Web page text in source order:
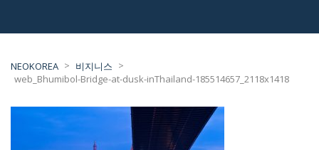
NEOKOREA > 비지니스 >
web_Bhumibol-Bridge-at-dusk-inThailand-185514657_2118x1418